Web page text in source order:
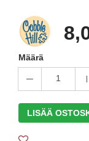
Määrä
1
LISÄÄ